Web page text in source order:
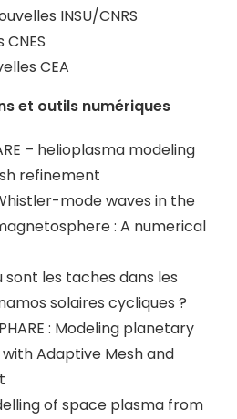
INSU/CNRS
CNES
CEA
et outils numériques
– helioplasma modeling
refinement
mode waves in the
: A numerical
sont les taches dans les
solaires cycliques ?
PHARE : Modeling planetary
Adaptive Mesh and
of space plasma from